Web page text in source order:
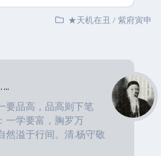
★天机在丑/紫府寅申
要品高，品高则下笔
一学要富，胸罗万
然溢于行间。清.杨守敬